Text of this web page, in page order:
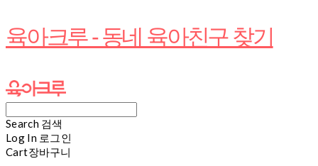
육아크루 - 동네 육아친구 찾기
Search 검색
Log In 로그인
Cart장바구니